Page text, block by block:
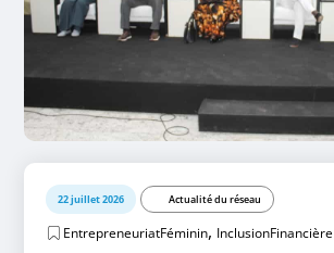
22 juillet 2026 Actualité du réseau
EntrepreneuriatFéminin, InclusionFinancière